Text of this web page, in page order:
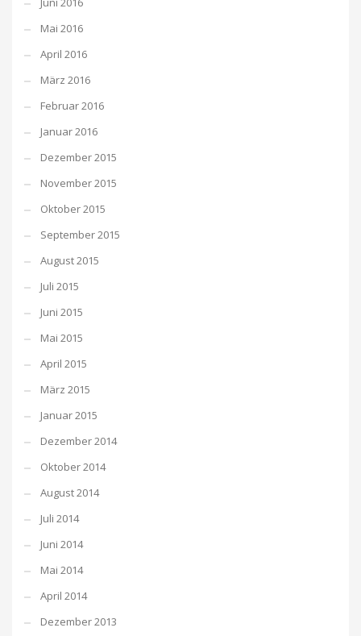
Mai 2016
April 2016
März 2016
Februar 2016
Januar 2016
Dezember 2015
November 2015
Oktober 2015
September 2015
August 2015
Juli 2015
Juni 2015
Mai 2015
April 2015
März 2015
Januar 2015
Dezember 2014
Oktober 2014
August 2014
Juli 2014
Juni 2014
Mai 2014
April 2014
Dezember 2013